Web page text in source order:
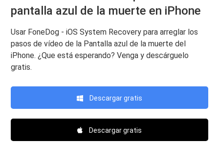
pantalla azul de la muerte en iPhone
Usar FoneDog - iOS System Recovery para arreglar los
pasos de vídeo de la Pantalla azul de la muerte del
iPhone. ¿Que está esperando? Venga y descárguelo
gratis.
Descargar gratis
Descargar gratis